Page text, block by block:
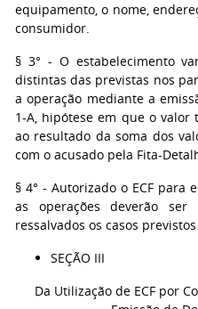
equipamento, o nome,
consumidor.
§ 3° - O estabelecimento
distintas das previstas nos
a operação mediante a
1-A, hipótese em que o valor
ao resultado da soma dos
com o acusado pela Fita-
§ 4° - Autorizado o ECF para
as operações deverão ser
ressalvados os casos
SEÇÃO III
Da Utilização de ECF por